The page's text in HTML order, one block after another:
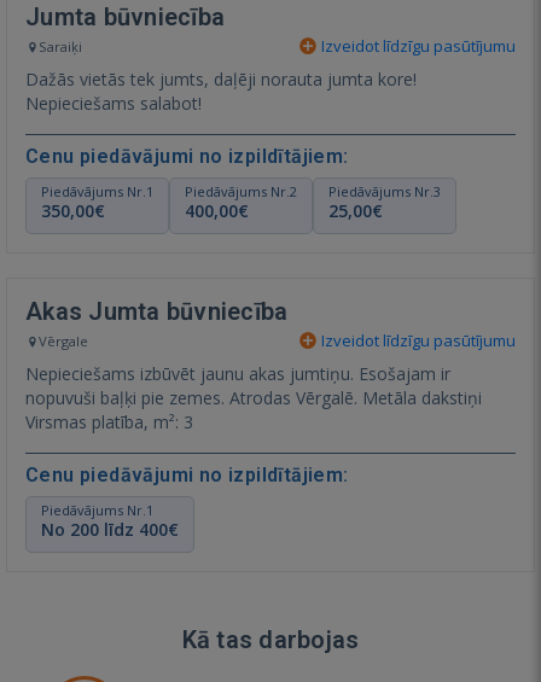
Jumta būvniecība
Saraiķi Izveidot līdzīgu pasūtījumu
Dažās vietās tek jumts, daļēji norauta jumta kore!
Nepieciešams salabot!
Cenu piedāvājumi no izpildītājiem:
Piedāvājums Nr.1
350,00€
Piedāvājums Nr.2
400,00€
Piedāvājums Nr.3
25,00€
Akas Jumta būvniecība
Vērgale Izveidot līdzīgu pasūtījumu
Nepieciešams izbūvēt jaunu akas jumtiņu. Esošajam ir
nopuvuši baļķi pie zemes. Atrodas Vērgalē. Metāla dakstiņi
Virsmas platība, m²: 3
Cenu piedāvājumi no izpildītājiem:
Piedāvājums Nr.1
No 200 līdz 400€
Kā tas darbojas